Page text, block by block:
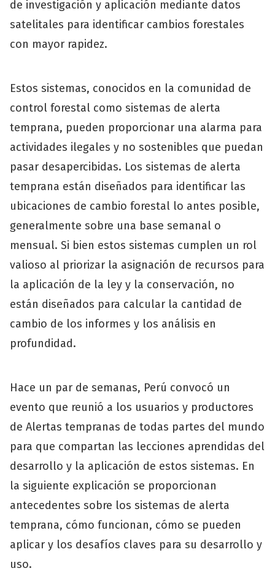
de investigación y aplicación mediante datos
satelitales para identificar cambios forestales
con mayor rapidez.
Estos sistemas, conocidos en la comunidad de
control forestal como sistemas de alerta
temprana, pueden proporcionar una alarma para
actividades ilegales y no sostenibles que puedan
pasar desapercibidas. Los sistemas de alerta
temprana están diseñados para identificar las
ubicaciones de cambio forestal lo antes posible,
generalmente sobre una base semanal o
mensual. Si bien estos sistemas cumplen un rol
valioso al priorizar la asignación de recursos para
la aplicación de la ley y la conservación, no
están diseñados para calcular la cantidad de
cambio de los informes y los análisis en
profundidad.
Hace un par de semanas, Perú convocó un
evento que reunió a los usuarios y productores
de Alertas tempranas de todas partes del mundo
para que compartan las lecciones aprendidas del
desarrollo y la aplicación de estos sistemas. En
la siguiente explicación se proporcionan
antecedentes sobre los sistemas de alerta
temprana, cómo funcionan, cómo se pueden
aplicar y los desafíos claves para su desarrollo y
uso.